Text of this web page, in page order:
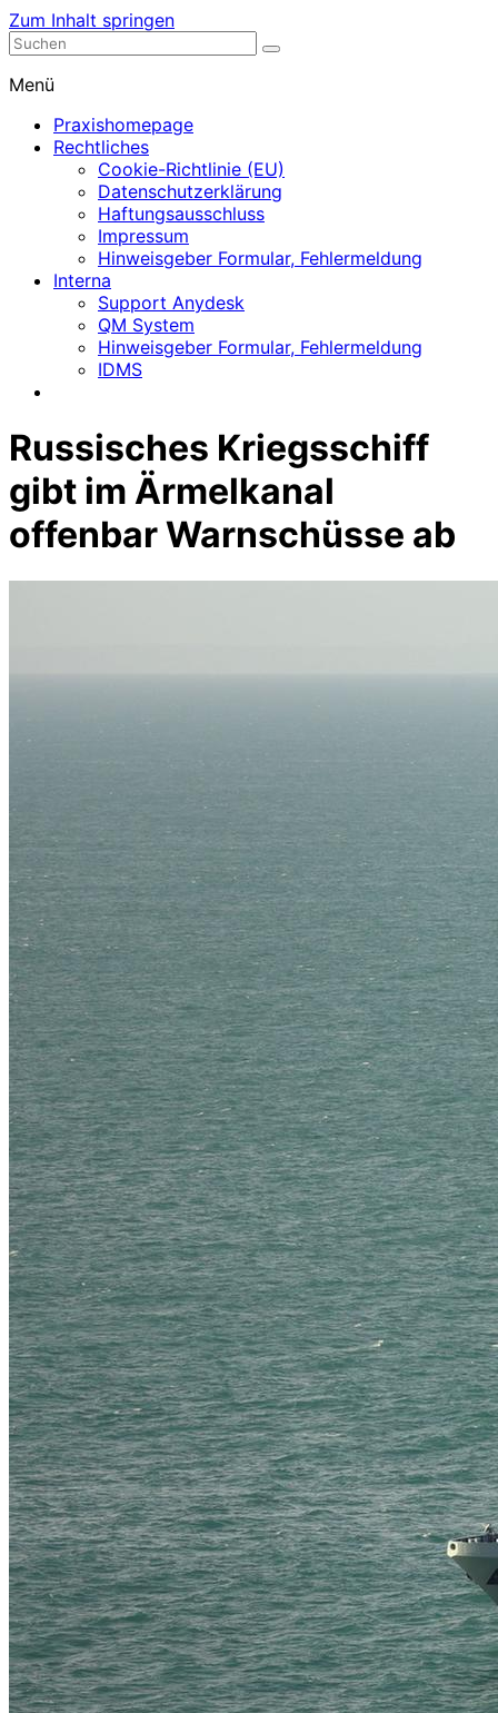
Zum Inhalt springen
Nephrologische Praxis mit Dialyse
Menü
Praxishomepage
Rechtliches
Cookie-Richtlinie (EU)
Datenschutzerklärung
Haftungsausschluss
Impressum
Hinweisgeber Formular, Fehlermeldung
Interna
Support Anydesk
QM System
Hinweisgeber Formular, Fehlermeldung
IDMS
Russisches Kriegsschiff
gibt im Ärmelkanal
offenbar Warnschüsse ab